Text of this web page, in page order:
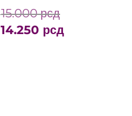
15.000рсдPrice
range:
14.250 рсд